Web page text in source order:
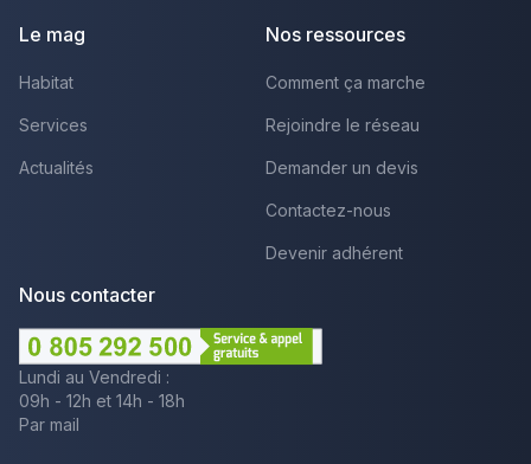
Le mag
Habitat
Services
Actualités
Nos ressources
Comment ça marche
Rejoindre le réseau
Demander un devis
Contactez-nous
Devenir adhérent
Nous contacter
Lundi au Vendredi :
09h - 12h et 14h - 18h
Par mail